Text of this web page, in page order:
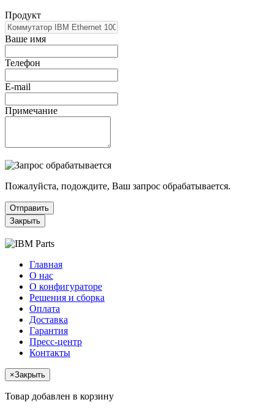
Продукт
Ваше имя
Телефон
E-mail
Примечание
Пожалуйста, подождите, Ваш запрос обрабатывается.
Отправить
Закрыть
Главная
О нас
О конфигураторе
Решения и сборка
Оплата
Доставка
Гарантия
Пресс-центр
Контакты
×Закрыть
Товар добавлен в корзину